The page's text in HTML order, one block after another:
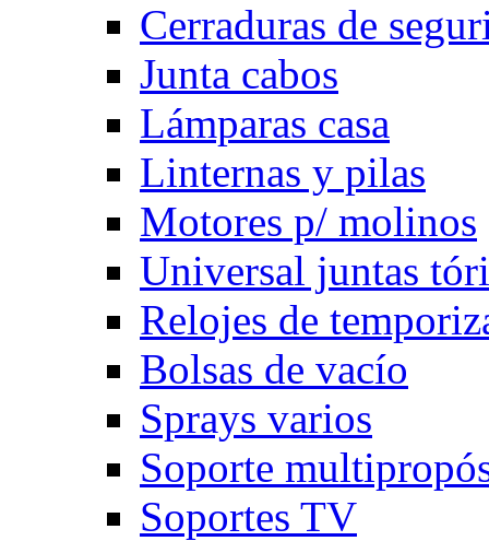
Cerraduras de
Junta cabos
Lámparas casa
Linternas y pilas
Motores p/ molinos
Universal juntas
Relojes de
Bolsas de vacío
Sprays varios
Soporte
Soportes TV